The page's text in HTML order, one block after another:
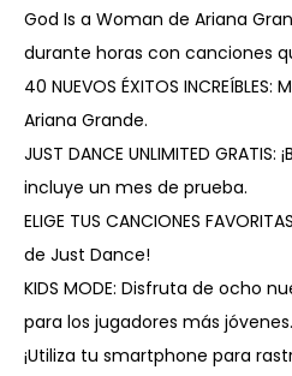
God Is a Woman de Ariana
durante horas con canciones
40 NUEVOS ÉXITOS
Ariana Grande.
JUST DANCE UNLIMITED
incluye un mes de prueba.
ELIGE TUS CANCIONES
de Just Dance!
KIDS MODE: Disfruta de ocho
para los jugadores más jóvenes.
¡Utiliza tu smartphone para